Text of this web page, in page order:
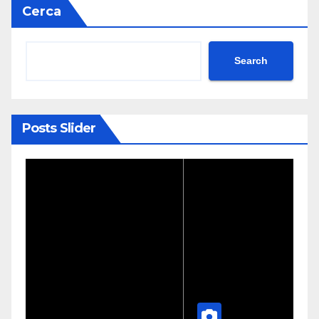
Cerca
Search
Posts Slider